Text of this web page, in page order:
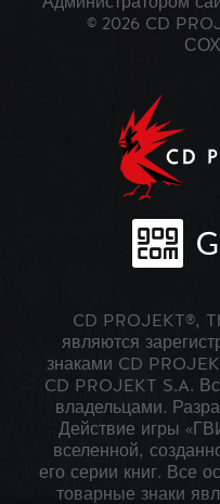
Администратором
© 2026 CD
CD PROJEKT®,
являются
знаками CD
CD PROJEKT S.A.
владельцами.
Действие игры
вселенной,
его серии книг. Все
товарные знаки